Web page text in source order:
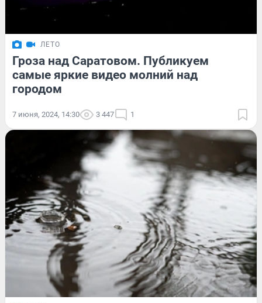
ЛЕТО
Гроза над Саратовом. Публикуем
самые яркие видео молний над
городом
7 июня, 2024, 14:30 3 447 1